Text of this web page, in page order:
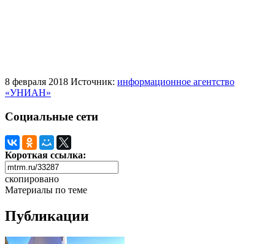
8 февраля 2018 Источник: информационное агентство
«УНИАН»
Социальные сети
Короткая ссылка:
скопировано
Материалы по теме
Публикации